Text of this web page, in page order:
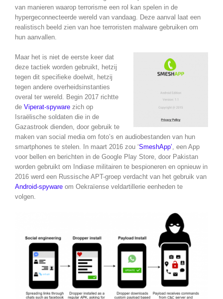
van manieren waarop terrorisme een rol kan spelen in de
hypergeconnecteerde wereld van vandaag. Deze aanval laat een
realistisch beeld zien van hoe terroristen malware gebruiken om
hun aanvallen.
Maar het is niet de eerste keer dat
deze tactiek worden gebruikt, hetzij
tegen dit specifieke doelwit, hetzij
tegen andere overheidsinstanties
overal ter wereld. Begin 2017 richtte
de Viperat-spyware zich op
Israëlische soldaten die in de
Gazastrook dienden, door gebruik te
maken van social media om foto’s en audiobestanden van hun
smartphones te stelen. In maart 2016 zou ‘SmeshApp’ , een App
voor bellen en berichten in de Google Play Store, door Pakistan
worden gebruikt om Indiase militairen te bespioneren en opnieuw in
2016 werd een Russische APT-groep verdacht van het gebruik van
Android-spyware om Oekraïense veldartillerie eenheden te
volgen.